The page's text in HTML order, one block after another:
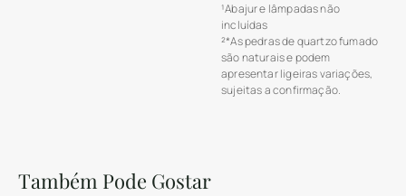
¹Abajur e lâmpadas não
incluídas
²*As pedras de quartzo fumado
são naturais e podem
apresentar ligeiras variações,
sujeitas a confirmação.
Também Pode Gostar